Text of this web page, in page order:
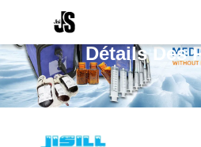
Détails Des